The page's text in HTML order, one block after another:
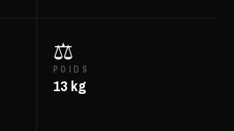
⚖️
POIDS
13 kg